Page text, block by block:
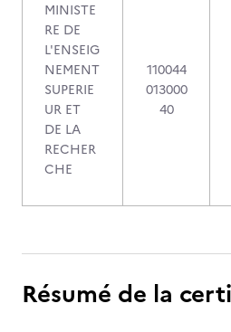
MINISTE
RE DE
L'ENSEIG
NEMENT
SUPERIE
UR ET
DE LA
RECHER
CHE
110044
013000
40
Résumé de la